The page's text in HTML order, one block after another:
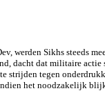
werden Sikhs steeds
dacht dat militaire
strijden tegen
het noodzakelijk